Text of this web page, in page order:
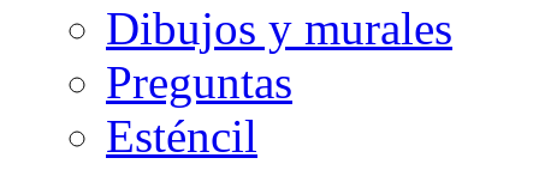
Dibujos y murales
Preguntas
Esténcil